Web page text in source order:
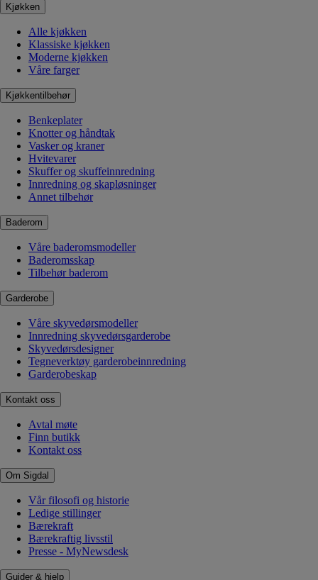
Kjøkken
Alle kjøkken
Klassiske kjøkken
Moderne kjøkken
Våre farger
Kjøkkentilbehør
Benkeplater
Knotter og håndtak
Vasker og kraner
Hvitevarer
Skuffer og skuffeinnredning
Innredning og skapløsninger
Annet tilbehør
Baderom
Våre baderomsmodeller
Baderomsskap
Tilbehør baderom
Garderobe
Våre skyvedørsmodeller
Innredning skyvedørsgarderobe
Skyvedørsdesigner
Tegneverktøy garderobeinnredning
Garderobeskap
Kontakt oss
Avtal møte
Finn butikk
Kontakt oss
Om Sigdal
Vår filosofi og historie
Ledige stillinger
Bærekraft
Bærekraftig livsstil
Presse - MyNewsdesk
Guider & hjelp